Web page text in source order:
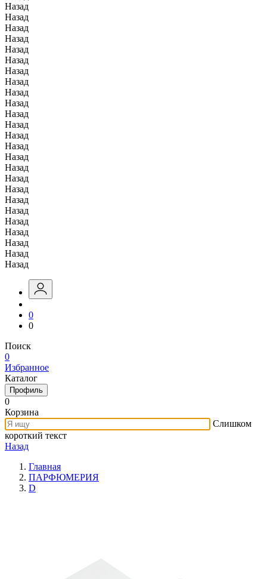
Назад
Назад
Назад
Назад
Назад
Назад
Назад
Назад
Назад
Назад
Назад
Назад
Назад
Назад
Назад
Назад
Назад
Назад
Назад
Назад
Назад
Назад
Назад
Назад
Назад
0
0
Поиск
0
Избранное
Каталог
Профиль
0
Корзина
Слишком
короткий текст
Назад
Главная
ПАРФЮМЕРИЯ
D